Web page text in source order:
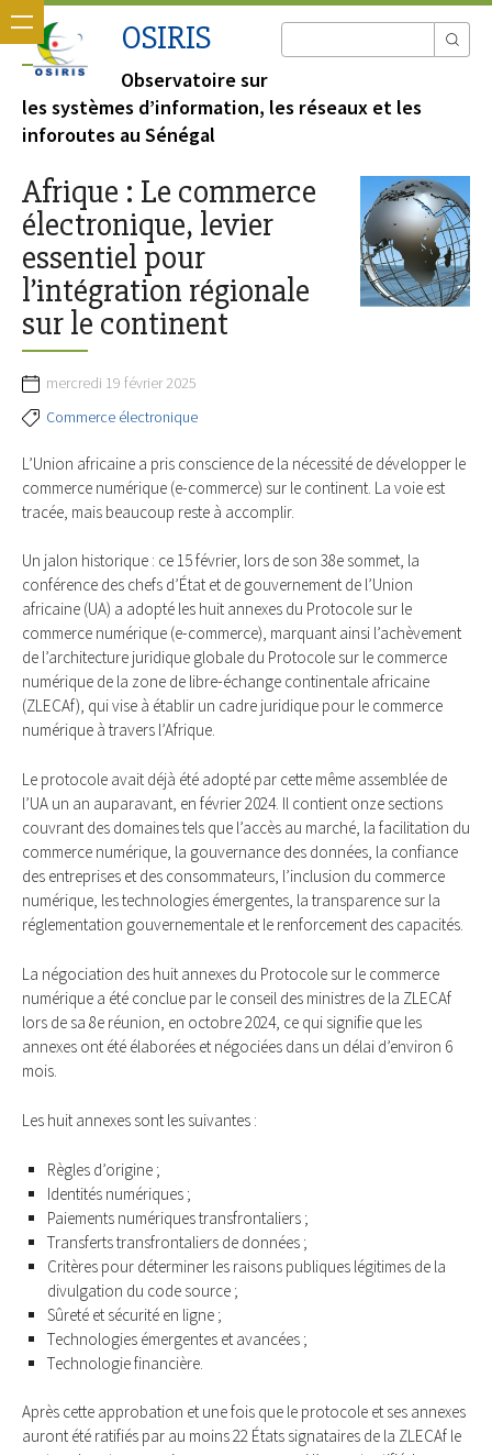
OSIRIS
Observatoire sur
les systèmes d’information, les réseaux et les
inforoutes au Sénégal
Afrique : Le commerce
électronique, levier
essentiel pour
l’intégration régionale
sur le continent
mercredi 19 février 2025
Commerce électronique
L’Union africaine a pris conscience de la nécessité de développer le
commerce numérique (e-commerce) sur le continent. La voie est
tracée, mais beaucoup reste à accomplir.
Un jalon historique : ce 15 février, lors de son 38e sommet, la
conférence des chefs d’État et de gouvernement de l’Union
africaine (UA) a adopté les huit annexes du Protocole sur le
commerce numérique (e-commerce), marquant ainsi l’achèvement
de l’architecture juridique globale du Protocole sur le commerce
numérique de la zone de libre-échange continentale africaine
(ZLECAf), qui vise à établir un cadre juridique pour le commerce
numérique à travers l’Afrique.
Le protocole avait déjà été adopté par cette même assemblée de
l’UA un an auparavant, en février 2024. Il contient onze sections
couvrant des domaines tels que l’accès au marché, la facilitation du
commerce numérique, la gouvernance des données, la confiance
des entreprises et des consommateurs, l’inclusion du commerce
numérique, les technologies émergentes, la transparence sur la
réglementation gouvernementale et le renforcement des capacités.
La négociation des huit annexes du Protocole sur le commerce
numérique a été conclue par le conseil des ministres de la ZLECAf
lors de sa 8e réunion, en octobre 2024, ce qui signifie que les
annexes ont été élaborées et négociées dans un délai d’environ 6
mois.
Les huit annexes sont les suivantes :
Règles d’origine ;
Identités numériques ;
Paiements numériques transfrontaliers ;
Transferts transfrontaliers de données ;
Critères pour déterminer les raisons publiques légitimes de la
divulgation du code source ;
Sûreté et sécurité en ligne ;
Technologies émergentes et avancées ;
Technologie financière.
Après cette approbation et une fois que le protocole et ses annexes
auront été ratifiés par au moins 22 États signataires de la ZLECAf le